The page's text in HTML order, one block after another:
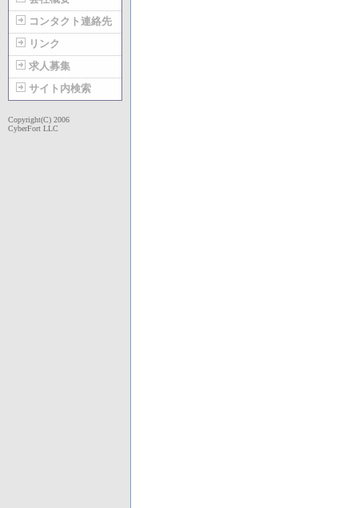
コンタクト連絡先
リンク
求人募集
サイト内検索
Copyright(C) 2006
CyberFort LLC